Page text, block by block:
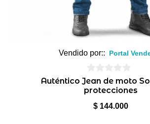
Vendido por:: Portal
0
de
Auténtico Jean de moto
protecciones
$144.000